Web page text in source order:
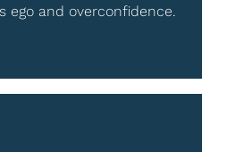
ego and overconfidence.